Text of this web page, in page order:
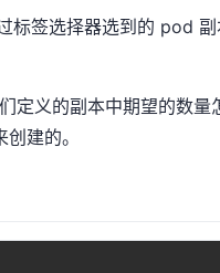
标签选择器选到的 pod 副
定义的副本中期望的数量
建的。